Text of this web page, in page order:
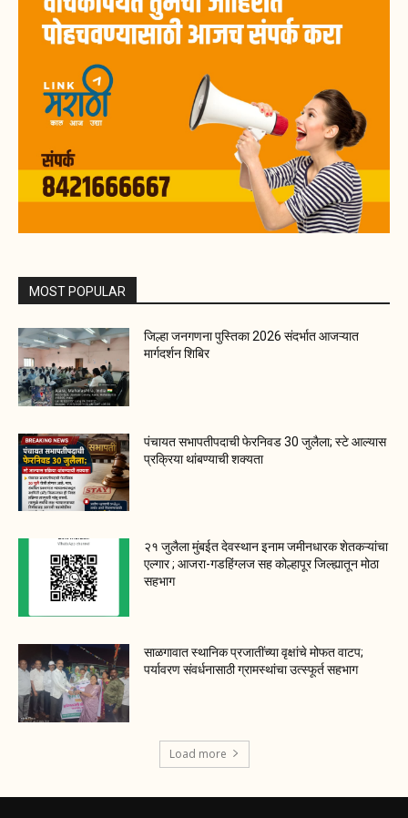
MOST POPULAR
जिल्हा जनगणना पुस्तिका 2026 संदर्भात आजऱ्यात
मार्गदर्शन शिबिर
पंचायत सभापतीपदाची फेरनिवड 30 जुलैला; स्टे आल्यास
प्रक्रिया थांबण्याची शक्यता
२१ जुलैला मुंबईत देवस्थान इनाम जमीनधारक शेतकऱ्यांचा
एल्गार ; आजरा-गडहिंग्लज सह कोल्हापूर जिल्ह्यातून मोठा
सहभाग
साळगावात स्थानिक प्रजातींच्या वृक्षांचे मोफत वाटप;
पर्यावरण संवर्धनासाठी ग्रामस्थांचा उत्स्फूर्त सहभाग
Load more